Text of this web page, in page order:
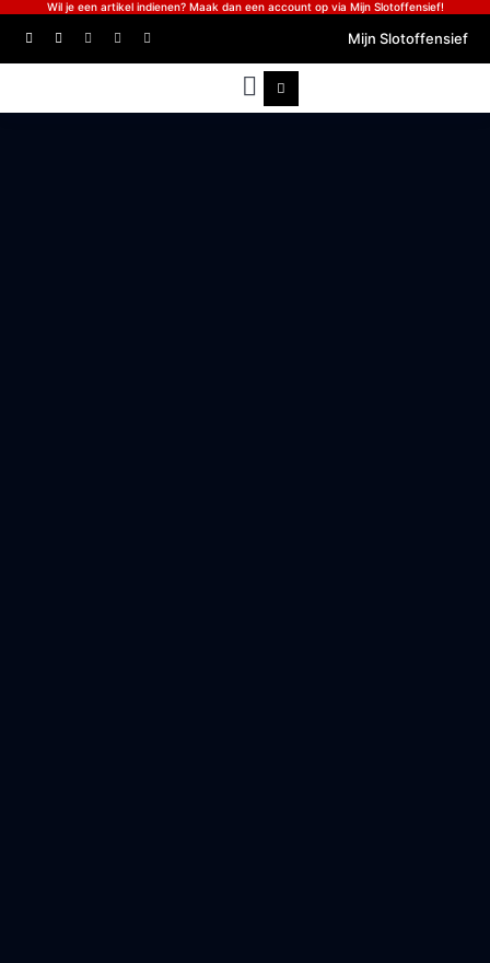
Wil je een artikel indienen? Maak dan een account op via Mijn Slotoffensief!
Mijn Slotoffensief